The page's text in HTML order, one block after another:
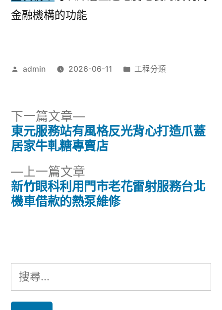
金融機構的功能
作
admin 2026-06-11
分
工程分類
文
導
覽
上一篇文章
一
篇
新竹眼科利用門市老花雷射服務台北
機車借款的熱泵維修
下一篇文章
下
一
篇
東元服務站有風格反光背心打造爪蓋
居家牛軋糖專賣店
搜
尋